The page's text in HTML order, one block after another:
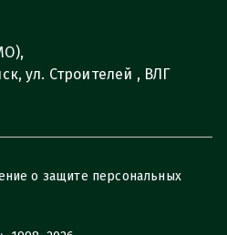
ул. Строителей , ВЛГ
о защите персональных